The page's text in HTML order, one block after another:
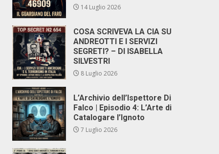
14 Luglio 2026
COSA SCRIVEVA LA CIA SU
ANDREOTTI E I SERVIZI
SEGRETI? – DI ISABELLA
SILVESTRI
8 Luglio 2026
L’Archivio dell’Ispettore Di
Falco | Episodio 4: L’Arte di
Catalogare l’Ignoto
7 Luglio 2026